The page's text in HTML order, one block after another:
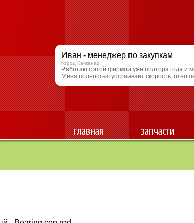
Иван - менеджер по закупкам
город Качканар
Работаю с этой фирмой уже полтора года и
Меня полностью устраивает скорость,